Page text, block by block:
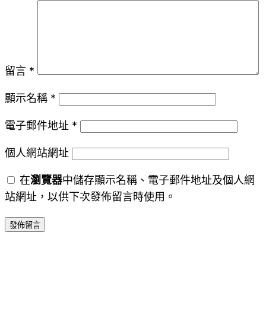
留言 *
顯示名稱 *
電子郵件地址 *
個人網站網址
在瀏覽器中儲存顯示名稱、電子郵件地址及個人網
站網址，以供下次發佈留言時使用。